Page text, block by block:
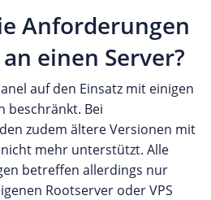
Anforderungen
einen Server?
auf den Einsatz mit einigen
beschränkt. Bei
zudem ältere Versionen mit
mehr unterstützt. Alle
betreffen allerdings nur
Rootserver oder VPS